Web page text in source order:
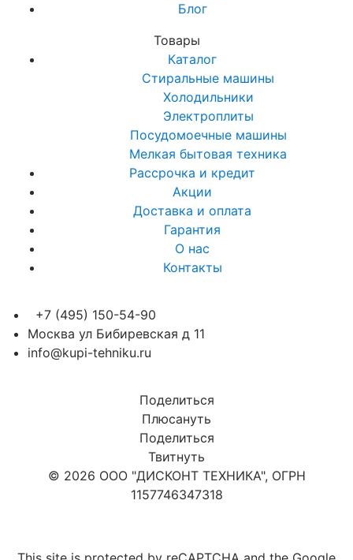
Блог
Товары
Каталог
Стиральные машины
Холодильники
Электроплиты
Посудомоечные машины
Мелкая бытовая техника
Рассрочка и кредит
Акции
Доставка и оплата
Гарантия
О нас
Контакты
+7 (495) 150-54-90
Москва ул Бибиревская д 11
info@kupi-tehniku.ru
Поделиться
Плюсануть
Поделиться
Твитнуть
© 2026 ООО "ДИСКОНТ ТЕХНИКА", ОГРН
1157746347318